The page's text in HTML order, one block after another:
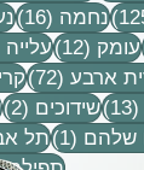
125 פוסטים
נחמה (16)
16
7 פוסטיםעומק (12) 12 פוסטים
עלייה
ארבע (72) 72 פוסטים
(13) 13 פוסטים
שידוכים (2)
2
שלהם (1) פוסט 1
תל